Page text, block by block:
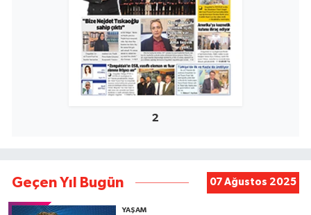
2
Geçen Yıl Bugün 07 Ağustos 2025
YAŞAM